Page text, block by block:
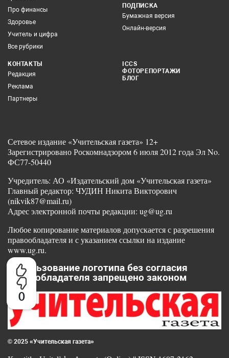
0
Про финансы
Здоровье
Учитель и цифра
Все рубрики
ПОДПИСКА
Бумажная версия
Онлайн-версия
КОНТАКТЫ
Редакция
Реклама
Партнеры
ICCS
ФОТОРЕПОРТАЖИ
БЛОГ
Сетевое издание «Учительская газета» 12+
Зарегистрировано Роскомнадзором 6 июля 2012 года Эл No.
ФС77-50440
Учредитель: АО «Издательский дом «Учительская газета»
Главный редактор: ЧУДИН Никита Викторович
(nikvik87@mail.ru)
Адрес электронной почты редакции: ug@ug.ru
Любое копирование материалов допускается с разрешения
правообладателя и с указанием ссылки на издание
www.ug.ru.
Использование логотипа без согласия
правообладателя запрещено законом
© 2025 «Учительская газета»